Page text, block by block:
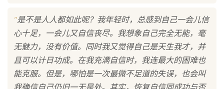
"是不是人人都如此呢？我年轻时，总感到自己一会儿信
心十足，一会儿又自信丧尽。我想象自己完全无能，毫
无魅力，没有价值。同时我又觉得自己是天生我才，并
且可以计日功成。在我充满自信时，我连最大的困难也
能克服。但是，哪怕是一次最微不足道的失误，也会叫
我确信自己仍旧一无是处。其实，恢复自信同成功与否